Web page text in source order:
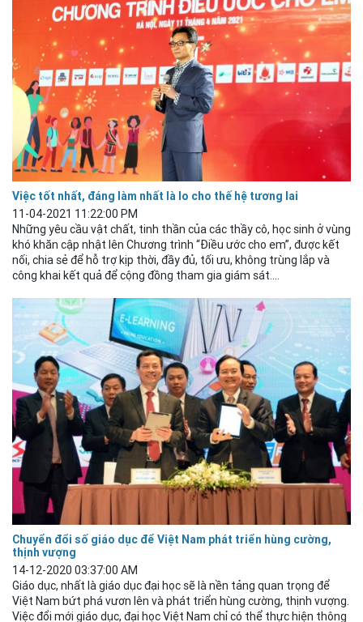
Việc tốt nhất, đáng làm nhất là lo cho thế hệ tương lai
11-04-2021 11:22:00 PM
Những yêu cầu vật chất, tinh thần của các thầy cô, học sinh ở vùng
khó khăn cập nhật lên Chương trình “Điều ước cho em”, được kết
nối, chia sẻ để hỗ trợ kịp thời, đầy đủ, tối ưu, không trùng lắp và
công khai kết quả để cộng đồng tham gia giám sát....
Chuyển đổi số giáo dục để Việt Nam phát triển hùng cường,
thịnh vượng
14-12-2020 03:37:00 AM
Giáo dục, nhất là giáo dục đại học sẽ là nền tảng quan trọng để
Việt Nam bứt phá vươn lên và phát triển hùng cường, thịnh vượng.
Việc đổi mới giáo dục, đại học Việt Nam chỉ có thể thực hiện thông